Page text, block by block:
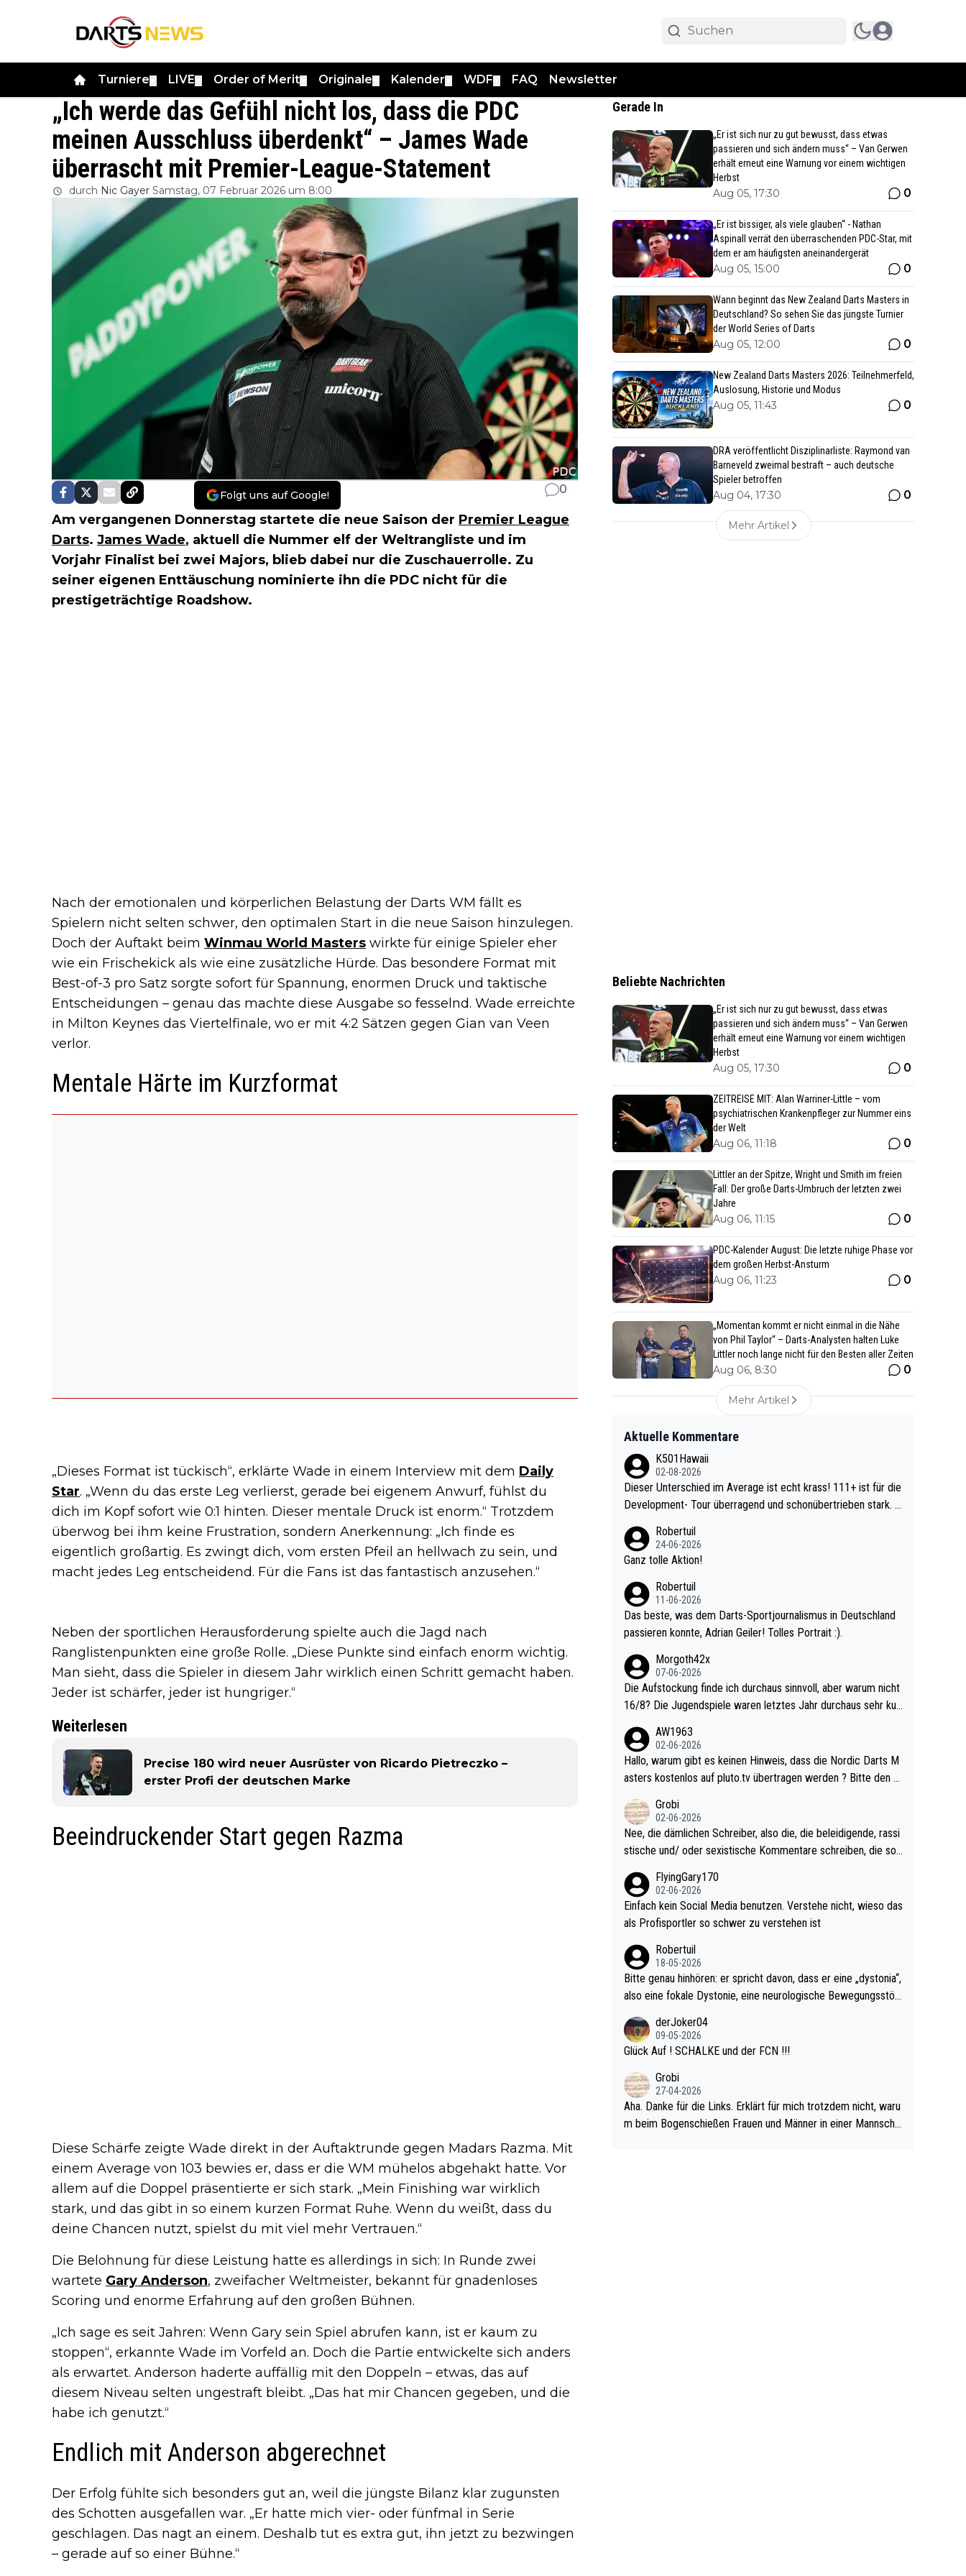
Turniere LIVE Order of Merit Originale Kalender WDF FAQ Newsletter
„Ich werde das Gefühl nicht los, dass die PDC
meinen Ausschluss überdenkt“ – James Wade
überrascht mit Premier-League-Statement
durch Nic Gayer Samstag, 07 Februar 2026 um 8:00
Folgt uns auf Google! 0
Am vergangenen Donnerstag startete die neue Saison der Premier League
Darts. James Wade, aktuell die Nummer elf der Weltrangliste und im
Vorjahr Finalist bei zwei Majors, blieb dabei nur die Zuschauerrolle. Zu
seiner eigenen Enttäuschung nominierte ihn die PDC nicht für die
prestigeträchtige Roadshow.
Nach der emotionalen und körperlichen Belastung der Darts WM fällt es
Spielern nicht selten schwer, den optimalen Start in die neue Saison hinzulegen.
Doch der Auftakt beim Winmau World Masters wirkte für einige Spieler eher
wie ein Frischekick als wie eine zusätzliche Hürde. Das besondere Format mit
Best-of-3 pro Satz sorgte sofort für Spannung, enormen Druck und taktische
Entscheidungen – genau das machte diese Ausgabe so fesselnd. Wade erreichte
in Milton Keynes das Viertelfinale, wo er mit 4:2 Sätzen gegen Gian van Veen
verlor.
Mentale Härte im Kurzformat
„Dieses Format ist tückisch“, erklärte Wade in einem Interview mit dem Daily
Star. „Wenn du das erste Leg verlierst, gerade bei eigenem Anwurf, fühlst du
dich im Kopf sofort wie 0:1 hinten. Dieser mentale Druck ist enorm.“ Trotzdem
überwog bei ihm keine Frustration, sondern Anerkennung: „Ich finde es
eigentlich großartig. Es zwingt dich, vom ersten Pfeil an hellwach zu sein, und
macht jedes Leg entscheidend. Für die Fans ist das fantastisch anzusehen.“
Neben der sportlichen Herausforderung spielte auch die Jagd nach
Ranglistenpunkten eine große Rolle. „Diese Punkte sind einfach enorm wichtig.
Man sieht, dass die Spieler in diesem Jahr wirklich einen Schritt gemacht haben.
Jeder ist schärfer, jeder ist hungriger.“
Weiterlesen
Precise 180 wird neuer Ausrüster von Ricardo Pietreczko –
erster Profi der deutschen Marke
Beeindruckender Start gegen Razma
Diese Schärfe zeigte Wade direkt in der Auftaktrunde gegen Madars Razma. Mit
einem Average von 103 bewies er, dass er die WM mühelos abgehakt hatte. Vor
allem auf die Doppel präsentierte er sich stark. „Mein Finishing war wirklich
stark, und das gibt in so einem kurzen Format Ruhe. Wenn du weißt, dass du
deine Chancen nutzt, spielst du mit viel mehr Vertrauen.“
Die Belohnung für diese Leistung hatte es allerdings in sich: In Runde zwei
wartete Gary Anderson, zweifacher Weltmeister, bekannt für gnadenloses
Scoring und enorme Erfahrung auf den großen Bühnen.
„Ich sage es seit Jahren: Wenn Gary sein Spiel abrufen kann, ist er kaum zu
stoppen“, erkannte Wade im Vorfeld an. Doch die Partie entwickelte sich anders
als erwartet. Anderson haderte auffällig mit den Doppeln – etwas, das auf
diesem Niveau selten ungestraft bleibt. „Das hat mir Chancen gegeben, und die
habe ich genutzt.“
Endlich mit Anderson abgerechnet
Der Erfolg fühlte sich besonders gut an, weil die jüngste Bilanz klar zugunsten
des Schotten ausgefallen war. „Er hatte mich vier- oder fünfmal in Serie
geschlagen. Das nagt an einem. Deshalb tut es extra gut, ihn jetzt zu bezwingen
– gerade auf so einer Bühne.“
Gerade In
„Er ist sich nur zu gut bewusst, dass etwas
passieren und sich ändern muss“ – Van Gerwen
erhält erneut eine Warnung vor einem wichtigen
Herbst
Aug 05, 17:30 0
„Er ist bissiger, als viele glauben“ - Nathan
Aspinall verrät den überraschenden PDC-Star, mit
dem er am häufigsten aneinandergerät
Aug 05, 15:00 0
Wann beginnt das New Zealand Darts Masters in
Deutschland? So sehen Sie das jüngste Turnier
der World Series of Darts
Aug 05, 12:00 0
New Zealand Darts Masters 2026: Teilnehmerfeld,
Auslosung, Historie und Modus
Aug 05, 11:43 0
DRA veröffentlicht Disziplinarliste: Raymond van
Barneveld zweimal bestraft – auch deutsche
Spieler betroffen
Aug 04, 17:30 0
Mehr Artikel
Beliebte Nachrichten
„Er ist sich nur zu gut bewusst, dass etwas
passieren und sich ändern muss“ – Van Gerwen
erhält erneut eine Warnung vor einem wichtigen
Herbst
Aug 05, 17:30 0
ZEITREISE MIT: Alan Warriner-Little – vom
psychiatrischen Krankenpfleger zur Nummer eins
der Welt
Aug 06, 11:18 0
Littler an der Spitze, Wright und Smith im freien
Fall: Der große Darts-Umbruch der letzten zwei
Jahre
Aug 06, 11:15 0
PDC-Kalender August: Die letzte ruhige Phase vor
dem großen Herbst-Ansturm
Aug 06, 11:23 0
„Momentan kommt er nicht einmal in die Nähe
von Phil Taylor“ – Darts-Analysten halten Luke
Littler noch lange nicht für den Besten aller Zeiten
Aug 06, 8:30 0
Mehr Artikel
Aktuelle Kommentare
K501Hawaii
02-08-2026
Dieser Unterschied im Average ist echt krass! 111+ ist für die
Development- Tour überragend und schonübertrieben stark. U
e mal 40+ erst recht. Da gewinnst keinen Blumentopf - ist ja n
och krasser wie ein Pokalspiel eines Kreisligisten vs einem Bu
Robertuil
24-06-2026
Ganz tolle Aktion!
Robertuil
11-06-2026
Das beste, was dem Darts-Sportjournalismus in Deutschland
passieren konnte, Adrian Geiler! Tolles Portrait :).
Morgoth42x
07-06-2026
Die Aufstockung finde ich durchaus sinnvoll, aber warum nicht
16/8? Die Jugendspiele waren letztes Jahr durchaus sehr kur
l. Allerdings ist Mitchell Lawrie als Nummer 1 der Welt eh quali
fiziert. Somit ändert die automatische Qualifikation des Weltm
eisters erstmal nichts. Ich denke sie wollen damit für nächste
d wohl wenig WDF Turniere spielen. Dies war bei Archie Self l
etztes Jahr der Fall. Er musste als amtierender Weltmeister d
urch den Qualifier und ich glaube kaum, dass Mitchel sich das
(in Vegas) antun würde, wenn er doch eigentlich die PDC-WM
als Ziel hat.
AW1963
02-06-2026
Hallo, warum gibt es keinen Hinweis, dass die Nordic Darts M
asters kostenlos auf pluto.tv übertragen werden ? Bitte den A
Grobi
02-06-2026
Nee, die dämlichen Schreiber, also die, die beleidigende, rassi
stische und/ oder sexistische Kommentare schreiben, die soll
nes Leben in den Griff kriegen. Nur eins wundert mich: Luke Li
ttler war doch neulich erst derjenige, der über Social Media G
vV provoziert hat. Und Littlers Mutter schießt öfters mal gege
ehler!
FlyingGary170
02-06-2026
Einfach kein Social Media benutzen. Verstehe nicht, wieso das
als Profisportler so schwer zu verstehen ist
Robertuil
18-05-2026
Bitte genau hinhören: er spricht davon, dass er eine „dystonia“,
also eine fokale Dystonie, eine neurologische Bewegungsstör
werden, im Arm hat. Und, dass Medikamente ihm helfen! Ich gl
aube immer noch, dass sehr viele der Dartits-Fälle fälschlich p
d diese könnten teils wirksam behandelt werden! Dafür müsst
e man nur zum Neurologen und nicht zum Mentaltrainer gehe
derJoker04
09-05-2026
Glück Auf ! SCHALKE und der FCN !!!
Grobi
27-04-2026
Aha. Danke für die Links. Erklärt für mich trotzdem nicht, waru
m beim Bogenschießen Frauen und Männer in einer Mannscha